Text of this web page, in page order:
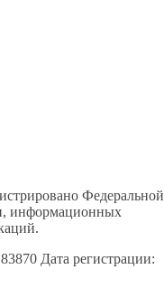
Федеральной
информационных
Дата регистрации: